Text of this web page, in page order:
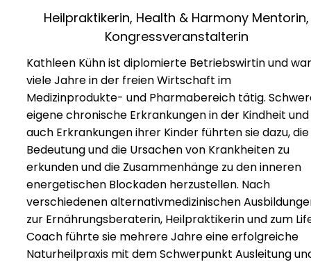
Heilpraktikerin, Health & Harmony Mentorin,
Kongressveranstalterin
Kathleen Kühn ist diplomierte Betriebswirtin und war
viele Jahre in der freien Wirtschaft im
Medizinprodukte- und Pharmabereich tätig.
eigene chronische Erkrankungen in der Kindheit und
auch Erkrankungen ihrer Kinder führten sie dazu, die
Bedeutung und die Ursachen von Krankheiten zu
erkunden und die Zusammenhänge zu den inneren
energetischen Blockaden herzustellen. Nach
verschiedenen alternativmedizinischen
zur Ernährungsberaterin, Heilpraktikerin und zum
Coach führte sie mehrere Jahre eine erfolgreiche
Naturheilpraxis mit dem Schwerpunkt Ausleitung